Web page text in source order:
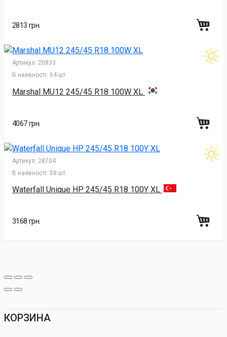
2813 грн.
Артикул: 20833
В наявності: 64 шт
Marshal MU12 245/45 R18 100W XL
4067 грн.
Артикул: 28704
В наявності: 58 шт
Waterfall Unique HP 245/45 R18 100Y XL
3168 грн.
КОРЗИНА